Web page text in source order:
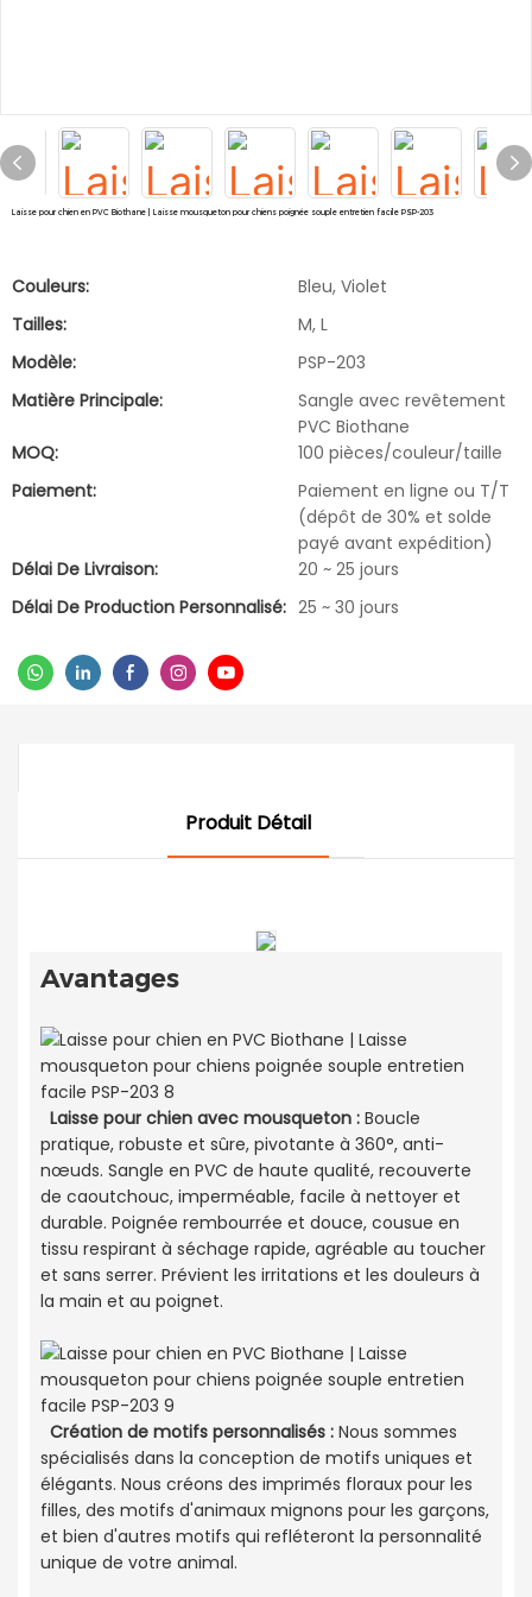
Laisse pour chien en PVC Biothane | Laisse mousqueton pour chiens poignée souple entretien facile PSP-203
Couleurs:
Bleu, Violet
Tailles:
M, L
Modèle:
PSP-203
Matière Principale:
Sangle avec revêtement
PVC Biothane
MOQ:
100 pièces/couleur/taille
Paiement:
Paiement en ligne ou T/T
(dépôt de 30% et solde
payé avant expédition)
Délai De Livraison:
20 ~ 25 jours
Délai De Production Personnalisé: 25 ~ 30 jours
Produit Détail
Avantages
Laisse pour chien avec mousqueton :Boucle
pratique, robuste et sûre, pivotante à 360°, anti-
nœuds. Sangle en PVC de haute qualité, recouverte
de caoutchouc, imperméable, facile à nettoyer et
durable. Poignée rembourrée et douce, cousue en
tissu respirant à séchage rapide, agréable au toucher
et sans serrer. Prévient les irritations et les douleurs à
la main et au poignet.
Création de motifs personnalisés :Nous sommes
spécialisés dans la conception de motifs uniques et
élégants. Nous créons des imprimés floraux pour les
filles, des motifs d'animaux mignons pour les garçons,
et bien d'autres motifs qui refléteront la personnalité
unique de votre animal.